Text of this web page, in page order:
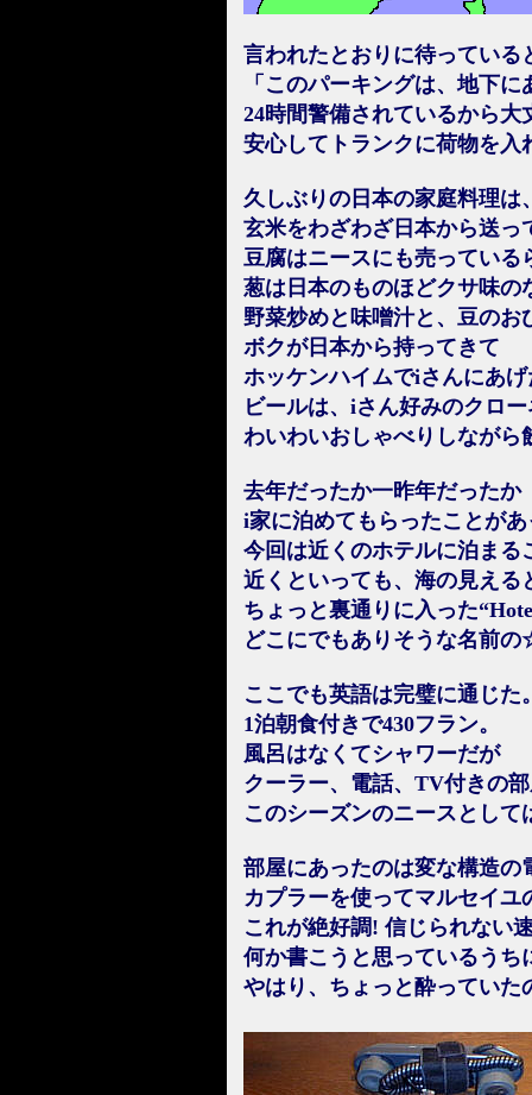
言われたとおりに待っている
「このパーキングは、地下に
24時間警備されているから大
安心してトランクに荷物を
久しぶりの日本の家庭料理は
玄米をわざわざ日本から送っ
豆腐はニースにも売っている
葱は日本のものほどクサ味の
野菜炒めと味噌汁と、豆のお
ボクが日本から持ってきて
ホッケンハイムでiさんにあ
ビールは、iさん好みのクロ
わいわいおしゃべりしながら
去年だったか一昨年だったか
i家に泊めてもらったことが
今回は近くのホテルに泊まる
近くといっても、海の見える
ちょっと裏通りに入った
どこにでもありそうな名前
ここでも英語は完璧に通じた
1泊朝食付きで430フラン。
風呂はなくてシャワーだが
クーラー、電話、TV付きの
このシーズンのニースとして
部屋にあったのは変な構造の
カプラーを使ってマルセイ
これが絶好調! 信じられない
何か書こうと思っているうち
やはり、ちょっと酔っていた